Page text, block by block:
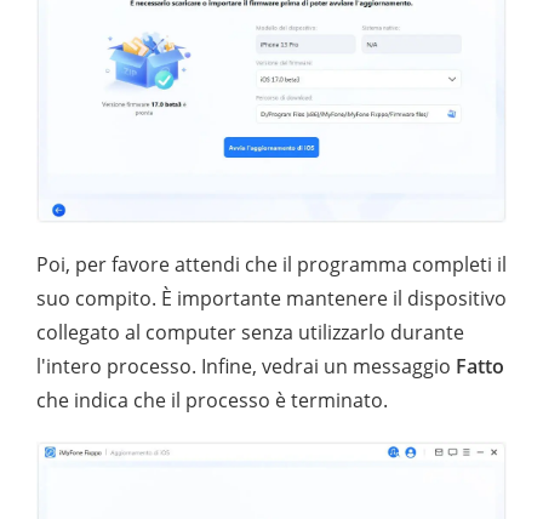
Poi, per favore attendi che il programma completi il
suo compito. È importante mantenere il dispositivo
collegato al computer senza utilizzarlo durante
l'intero processo. Infine, vedrai un messaggio Fatto
che indica che il processo è terminato.